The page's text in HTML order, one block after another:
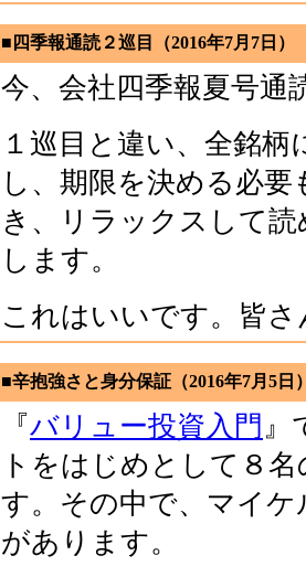
■四季報通読２巡目（2016年7月7日）
今、会社四季報夏号通
１巡目と違い、全銘
し、期限を決める必
き、リラックスして
します。
これはいいです。皆
■辛抱強さと身分保証（2016年7月5日
『バリュー投資入門 』
トをはじめとして８
す。その中で、マイ
があります。